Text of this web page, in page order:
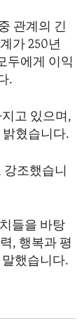
관계의 긴
가 250년
두에게 이익
.
고 있으며,
밝혔습니다.
조했습니
들을 바탕
, 행복과 평
했습니다.